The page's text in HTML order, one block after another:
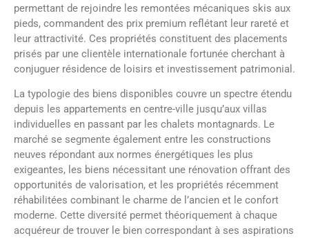
permettant de rejoindre les remontées mécaniques skis aux
pieds, commandent des prix premium reflétant leur rareté et
leur attractivité. Ces propriétés constituent des placements
prisés par une clientèle internationale fortunée cherchant à
conjuguer résidence de loisirs et investissement patrimonial.
La typologie des biens disponibles couvre un spectre étendu
depuis les appartements en centre-ville jusqu’aux villas
individuelles en passant par les chalets montagnards. Le
marché se segmente également entre les constructions
neuves répondant aux normes énergétiques les plus
exigeantes, les biens nécessitant une rénovation offrant des
opportunités de valorisation, et les propriétés récemment
réhabilitées combinant le charme de l’ancien et le confort
moderne. Cette diversité permet théoriquement à chaque
acquéreur de trouver le bien correspondant à ses aspirations